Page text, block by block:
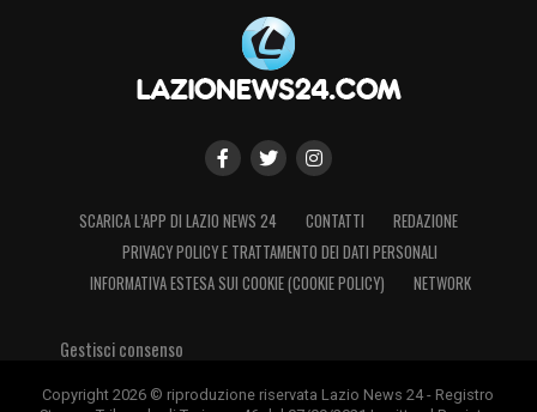
SCARICA L’APP DI LAZIO NEWS 24 CONTATTI
REDAZIONE
PRIVACY POLICY E TRATTAMENTO DEI DATI PERSONALI
INFORMATIVA ESTESA SUI COOKIE (COOKIE POLICY)
NETWORK
Gestisci consenso
Copyright 2026 © riproduzione riservata Lazio News 24 - Registro